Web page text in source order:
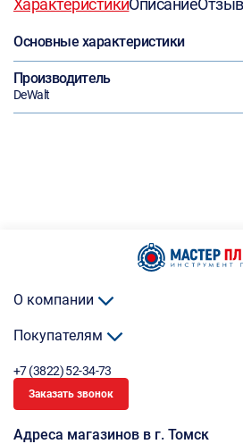
ХарактеристикиОписание
Основные характеристики
Производитель
DeWalt
О компании
Покупателям
+7 (3822) 52-34-73
Заказать звонок
Адреса магазинов в г. Томск